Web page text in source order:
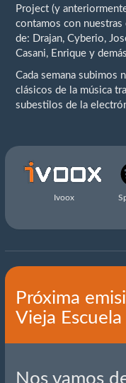
Project (y
contamos con
de: Drajan, Cyberio,
Casani, Enrique y demás
Cada semana subimos
clásicos de la música
subestilos de la
Ivoox
Próxima
Vieja Escuela
Nos vamos